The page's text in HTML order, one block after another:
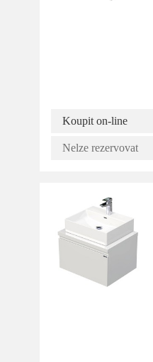
Koupit on-line
Nelze rezervovat